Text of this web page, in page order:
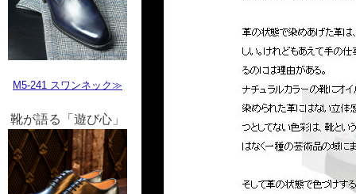
M5-241 スワンネック≫
靴が語る「遊び心」